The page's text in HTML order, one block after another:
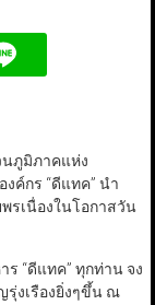
ภูมิภาคแห่ง
ค์กร “ดีแทค” นำ
รเนื่องในโอกาสวัน
“ดีแทค” ทุกท่าน จง
รุ่งเรืองยิ่งๆขึ้น ณ